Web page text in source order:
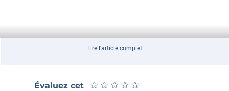
Lire l'article complet
Évaluez cet
★ ★ ★ ★ ★
★ ★ ★ ★ ★